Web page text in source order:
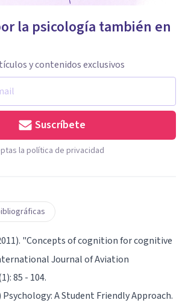
la psicología también en
y contenidos exclusivos
Suscríbete
la política de privacidad
"Concepts of cognition for cognitive
Journal of Aviation
85 - 104.
Psychology: A Student Friendly Approach.